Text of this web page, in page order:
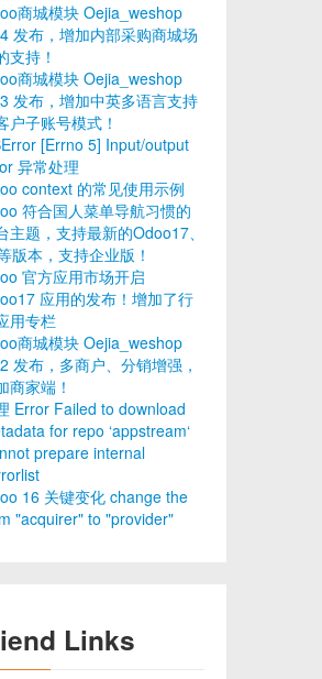
商城模块 Oejia_weshop
发布，增加内部采购商城场
支持！
商城模块 Oejia_weshop
发布，增加中英多语言支持
户子账号模式！
[Errno 5] Input/output
异常处理
context 的常见使用示例
符合国人菜单导航习惯的
主题，支持最新的Odoo17、
版本，支持企业版！
官方应用市场开启
应用的发布！增加了行
用专栏
商城模块 Oejia_weshop
发布，多商户、分销增强，
商家端！
Error Failed to download
for repo ‘appstream‘
prepare internal
16 关键变化 change the
"acquirer" to "provider"
Links